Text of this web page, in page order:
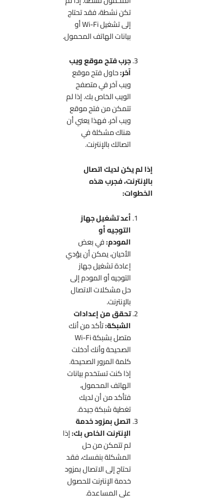
تكن نشطة، فقد تحتاج
إلى تشغيل Wi-Fi أو
بيانات الهاتف المحمول.
جرب فتح موقع ويب
حاول فتح موقع
ويب آخر في متصفح
الويب الخاص بك. إذا لم
تتمكن من فتح موقع
ويب آخر، فهذا يعني أن
هناك مشكلة في
اتصالك بالإنترنت.
إذا لم يكن لديك اتصال
بالإنترنت، فجرب هذه
أعد تشغيل جهاز
التوجيه أو
في بعض
الأحيان، يمكن أن يؤدي
إعادة تشغيل جهاز
التوجيه أو المودم إلى
حل مشكلات الاتصال
تحقق من إعدادات
تأكد من أنك
متصل بشبكة Wi-Fi
الصحيحة وأنك أدخلت
كلمة المرور الصحيحة.
إذا كنت تستخدم بيانات
الهاتف المحمول،
فتأكد من أن لديك
تغطية شبكة جيدة.
اتصل بمزود خدمة
الإنترنت الخاص بك:إذا
لم تتمكن من حل
المشكلة بنفسك، فقد
تحتاج إلى الاتصال بمزود
خدمة الإنترنت للحصول
على المساعدة.